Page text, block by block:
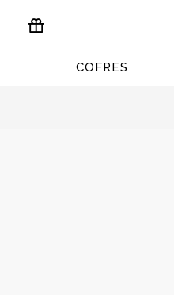
ESTUCHES Y REGALOS
COFRES